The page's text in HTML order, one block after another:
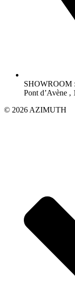
SHOWROOM :
Pont d’Avène
© 2026 AZIMUTH